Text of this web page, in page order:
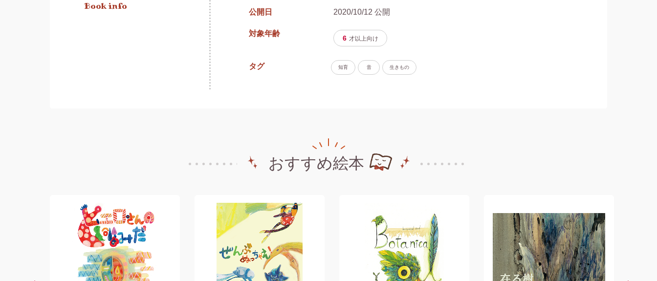
Book info
公開日 2020/10/12 公開
対象年齢
6 才以上向け
タグ 知育 音 生きもの
おすすめ絵本